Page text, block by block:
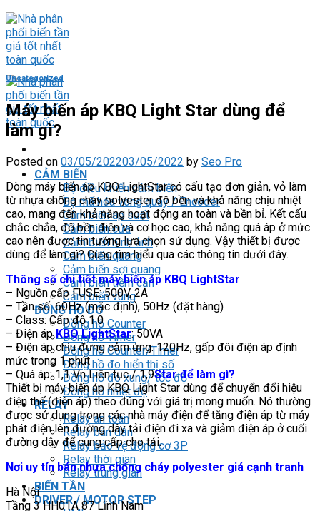
Skip
to
content
CẢM BIẾN
Bộ điều khiển cảm biến
Bộ mã hóa vòng quay / Encoder
Cảm biến áp suất
Cảm biến cửa
Cảm biến hình ảnh
Cảm biến quang
Cảm biến sợi quang
Cảm biến tiệm cận
Cảm biến vùng
ĐỒNG HỒ ĐO
Đồng hồ Counter
Đồng hồ Timer
Đồng hồ Counter/Timer
Đồng hồ đo hiển thị số
Đồng hồ đo xung/ tốc độ
Đồng hồ nhiệt độ
RELAY
Relay an toàn
Relay bán dẫn
Relay bảo vệ động cơ 3P
Relay thời gian
Relay trung gian
BIẾN TẦN
DRIVER / MOTOR STEP
Uncategorized
Máy biến áp KBQ Light Star dùng để
làm gì?
Posted on 03/05/202203/05/2022 by Seo Pro
Dòng máy biến áp KBQ LightStar có cấu tạo đơn giản, vỏ làm
từ nhựa chống cháy polyester độ bền và khả năng chịu nhiệt
cao, mang đến khả năng hoạt động an toàn và bền bỉ. Kết cấu
chắc chắn, độ bền điện và cơ học cao, khả năng quá áp ở mức
cao nên được tin tưởng lựa chọn sử dụng. Vậy thiết bị được
dùng để làm gì? Cùng tìm hiểu qua các thông tin dưới đây.
Thông số chi tiết máy biến áp KBQ LightStar
– Nguồn cấp FUSE: 500V, 2A
– Tần số: 60Hz (mặc định), 50Hz (đặt hàng)
– Class: Cấp độ 1.0
– Điện ápKBQ LightStar: 50VA
– Điện áp chịu đựng cảm ứng: 120Hz, gấp đôi điện áp định
mức trong 1 phút
– Quá áp: 1,1 Vn Liên tục / 1,9Star để làm gì?
Thiết bị máy biến áp KBQ Light Star dùng để chuyển đổi hiệu
điện thế (điện áp) theo đúng với giá trị mong muốn. Nó thường
được sử dụng trong các nhà máy điện để tăng điện áp từ máy
phát điện lên đường dây tải điện đi xa và giảm điện áp ở cuối
đường dây để cung cấp cho tải.
Nơi uy tín bán nhựa chống cháy polyester giá cạnh tranh
Hà Nội
Tầng 3 HH01A 87 Lĩnh Nam